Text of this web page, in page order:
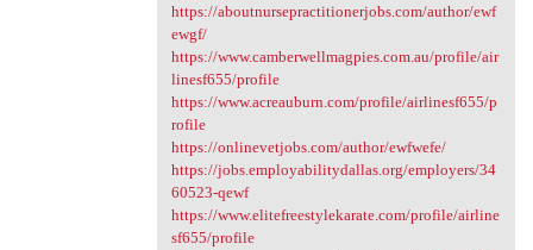
https://aboutnursepractitionerjobs.com/author/ewf
ewgf/
https://www.camberwellmagpies.com.au/profile/air
linesf655/profile
https://www.acreauburn.com/profile/airlinesf655/p
rofile
https://onlinevetjobs.com/author/ewfwefe/
https://jobs.employabilitydallas.org/employers/34
60523-qewf
https://www.elitefreestylekarate.com/profile/airline
sf655/profile